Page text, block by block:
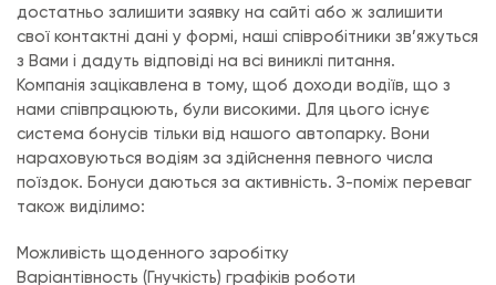
достатньо залишити заявку на сайті або ж залишити
свої контактні дані у формі, наші співробітники зв’яжуться
з Вами і дадуть відповіді на всі виниклі питання.
Компанія зацікавлена в тому, щоб доходи водіїв, що з
нами співпрацюють, були високими. Для цього існує
система бонусів тільки від нашого автопарку. Вони
нараховуються водіям за здійснення певного числа
поїздок. Бонуси даються за активність. З-поміж переваг
також виділимо:
Можливість щоденного заробітку
Варіантівность (Гнучкість) графіків роботи